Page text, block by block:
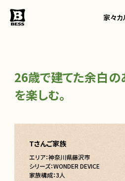
家々カ
トップ
BESSってなに
#ログログ
全国のBESS
26歳で建てた余白の
を楽しむ。
Tさんご家族
エリア：神奈川県藤沢市
シリーズ：WONDER DEVICE
家族構成：3人